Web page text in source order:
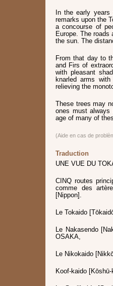
In the early
remarks upon the
a concourse of
Europe. The
the sun. The
From that day to
and Firs of
with pleasant
knarled arms
relieving the
These trees may
ones must always
age of many of
(Aide en cas de
Traduction
UNE VUE DU
CINQ routes
comme des
[Nippon].
Le Tokaido
Le Nakasendo
OSAKA,
Le Nikokaido
Koof-kaido